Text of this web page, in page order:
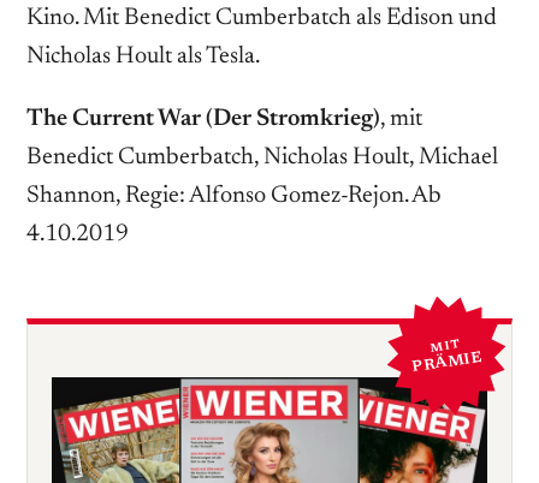
Kino. Mit Benedict Cumberbatch als Edison und
Nicholas Hoult als Tesla.
The Current War (Der Stromkrieg), mit
Benedict Cumberbatch, Nicholas Hoult, Michael
Shannon, Regie: Alfonso Gomez-Rejon. Ab
4.10.2019
MIT
PRÄMIE